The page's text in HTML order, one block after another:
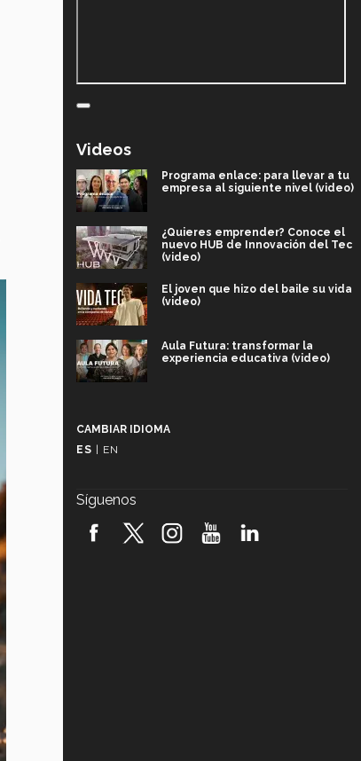
Videos
Programa enlace: para llevar a tu
empresa al siguiente nivel (video)
¿Quieres emprender? Conoce el
nuevo HUB de Innovación del Tec
(video)
El joven que hizo del baile su vida
(video)
Aula Futura: transformar la
experiencia educativa (video)
robótica FIRST 2026! (video)
CAMBIAR IDIOMA
ES | EN
Síguenos